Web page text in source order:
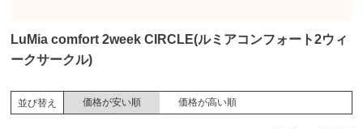
LuMia comfort 2week CIRCLE(ルミアコンフォート2ウィ
ークサークル)
並び替え 価格が安い順 価格が高い順